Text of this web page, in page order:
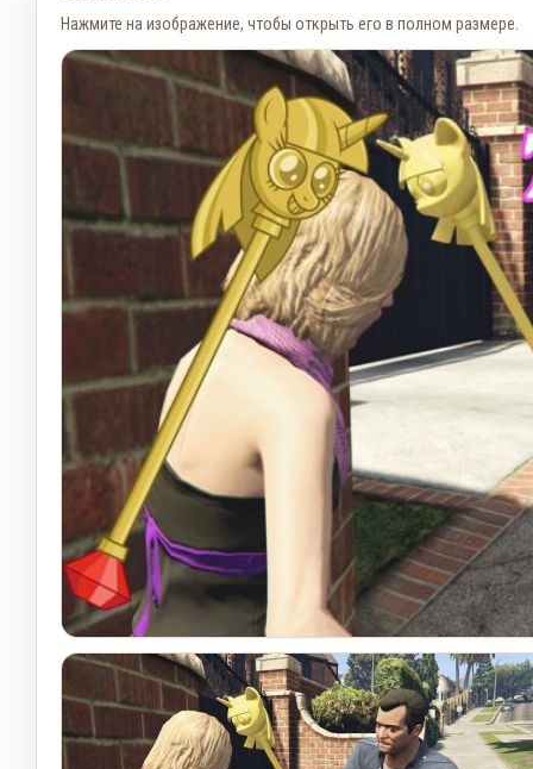
Нажмите на изображение, чтобы открыть его в полном размере.